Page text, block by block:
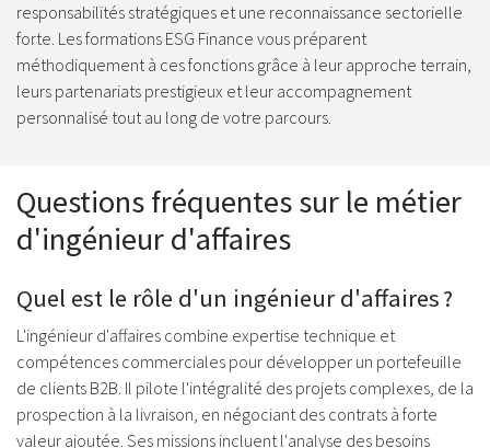
responsabilités stratégiques et une reconnaissance sectorielle
forte. Les formations ESG Finance vous préparent
méthodiquement à ces fonctions grâce à leur approche terrain,
leurs partenariats prestigieux et leur accompagnement
personnalisé tout au long de votre parcours.
Questions fréquentes sur le métier
d'ingénieur d'affaires
Quel est le rôle d'un ingénieur d'affaires ?
L'ingénieur d'affaires combine expertise technique et
compétences commerciales pour développer un portefeuille
de clients B2B. Il pilote l'intégralité des projets complexes, de la
prospection à la livraison, en négociant des contrats à forte
valeur ajoutée. Ses missions incluent l'analyse des besoins